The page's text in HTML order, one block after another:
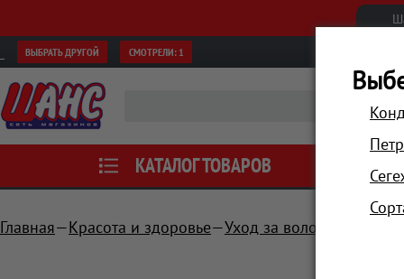
ВЫБРАТЬ ДРУГОЙ СМОТРЕЛИ: 1
КАТАЛОГ ТОВАРОВ АКЦИИ
Главная Красота и здоровье Уход за волосами